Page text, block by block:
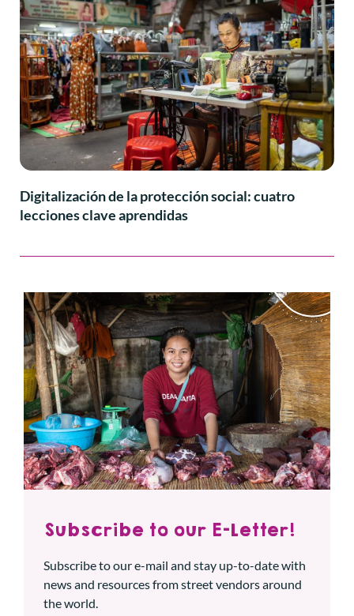
Digitalización de la protección social: cuatro
lecciones clave aprendidas
Subscribe to our E-Letter!
Subscribe to our e-mail and stay up-to-date with
news and resources from street vendors around
the world.